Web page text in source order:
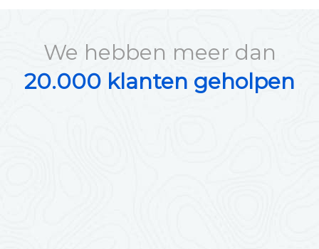
We hebben meer dan
20.000 klanten geholpen